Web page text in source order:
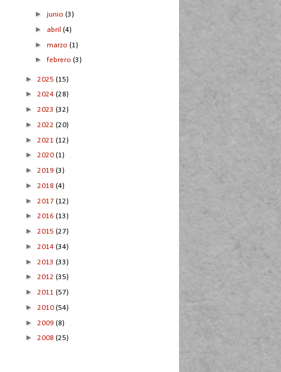
► junio (3)
► abril (4)
► marzo (1)
►febrero (3)
► 2025 (15)
► 2024 (28)
► 2023 (32)
► 2022 (20)
► 2021 (12)
► 2020 (1)
► 2019 (3)
► 2018 (4)
► 2017 (12)
► 2016 (13)
► 2015 (27)
► 2014 (34)
► 2013 (33)
► 2012 (35)
► 2011 (57)
► 2010 (54)
► 2009 (8)
► 2008 (25)